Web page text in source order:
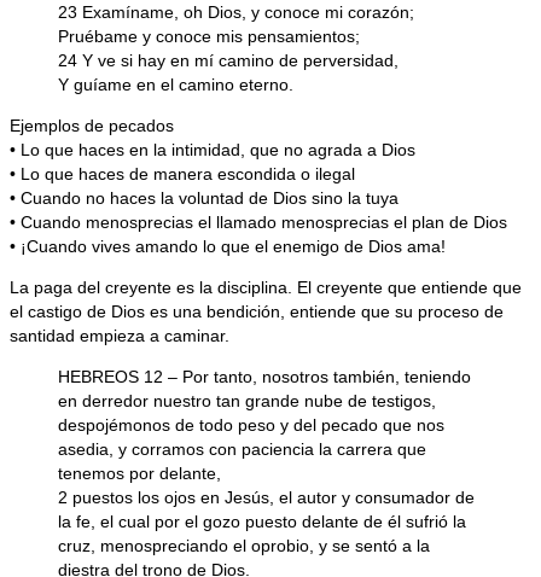
23 Examíname, oh Dios, y conoce mi corazón;
Pruébame y conoce mis pensamientos;
24 Y ve si hay en mí camino de perversidad,
Y guíame en el camino eterno.
Ejemplos de pecados
• Lo que haces en la intimidad, que no agrada a Dios
• Lo que haces de manera escondida o ilegal
• Cuando no haces la voluntad de Dios sino la tuya
• Cuando menosprecias el llamado menosprecias el plan de Dios
• ¡Cuando vives amando lo que el enemigo de Dios ama!
La paga del creyente es la disciplina. El creyente que entiende que
el castigo de Dios es una bendición, entiende que su proceso de
santidad empieza a caminar.
HEBREOS 12 – Por tanto, nosotros también, teniendo
en derredor nuestro tan grande nube de testigos,
despojémonos de todo peso y del pecado que nos
asedia, y corramos con paciencia la carrera que
tenemos por delante,
2 puestos los ojos en Jesús, el autor y consumador de
la fe, el cual por el gozo puesto delante de él sufrió la
cruz, menospreciando el oprobio, y se sentó a la
diestra del trono de Dios.